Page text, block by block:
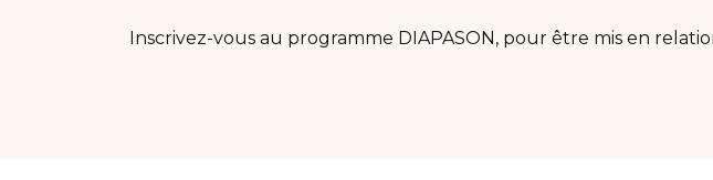
Inscrivez-vous au programme DIAPASON, pour être mis en